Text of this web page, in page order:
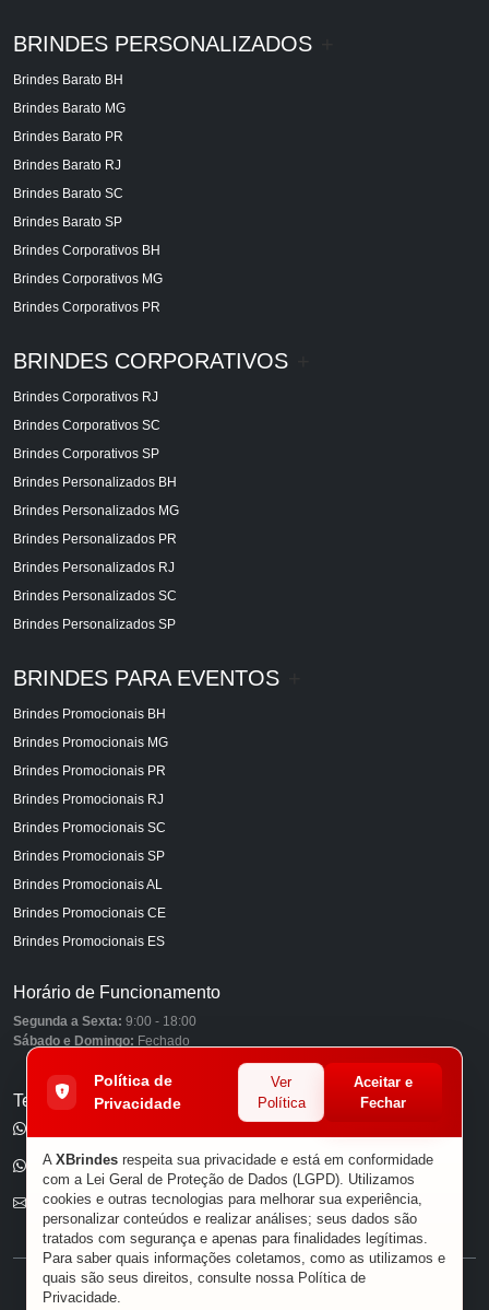
BRINDES PERSONALIZADOS
Brindes Barato BH
Brindes Barato MG
Brindes Barato PR
Brindes Barato RJ
Brindes Barato SC
Brindes Barato SP
Brindes Corporativos BH
Brindes Corporativos MG
Brindes Corporativos PR
BRINDES CORPORATIVOS
Brindes Corporativos RJ
Brindes Corporativos SC
Brindes Corporativos SP
Brindes Personalizados BH
Brindes Personalizados MG
Brindes Personalizados PR
Brindes Personalizados RJ
Brindes Personalizados SC
Brindes Personalizados SP
BRINDES PARA EVENTOS
Brindes Promocionais BH
Brindes Promocionais MG
Brindes Promocionais PR
Brindes Promocionais RJ
Brindes Promocionais SC
Brindes Promocionais SP
Brindes Promocionais AL
Brindes Promocionais CE
Brindes Promocionais ES
Horário de Funcionamento
Segunda a Sexta: 9:00 - 18:00
Sábado e Domingo: Fechado
Telefones
(11) 96585-7462
E-mail
® XBRINDES
Política de
Privacidade
Ver
Política
Aceitar e
Fechar
A XBrindes respeita sua privacidade e está em conformidade
com a Lei Geral de Proteção de Dados (LGPD). Utilizamos
cookies e outras tecnologias para melhorar sua experiência,
personalizar conteúdos e realizar análises; seus dados são
tratados com segurança e apenas para finalidades legítimas.
Para saber quais informações coletamos, como as utilizamos e
quais são seus direitos, consulte nossa Política de
Privacidade.